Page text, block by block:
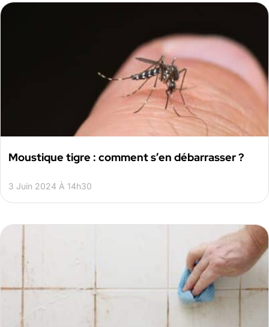
Moustique tigre : comment s’en débarrasser ?
3 Juin 2024 À 14h30